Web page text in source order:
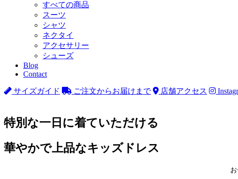
すべての商品
スーツ
シャツ
ネクタイ
アクセサリー
シューズ
Blog
Contact
サイズガイド ご注文からお届けまで 店舗アクセス
特別な一日に着ていただける
華やかで上品なキッズドレス